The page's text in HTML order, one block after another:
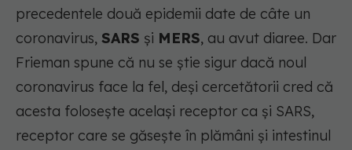
precedentele două epidemii date de câte un
coronavirus, SARS și MERS, au avut diaree. Dar
Frieman spune că nu se știe sigur dacă noul
coronavirus face la fel, deși cercetătorii cred că
acesta folosește același receptor ca și SARS,
receptor care se găsește în plămâni și intestinul